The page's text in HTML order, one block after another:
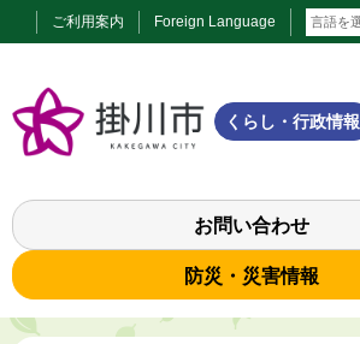
ご利用案内 Foreign Language
くらし・行政情報
お問い合わせ
防災・災害情報